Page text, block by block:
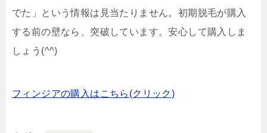
でた」という情報は見当たりません。初期脱毛が購入
する前の壁なら、突破しています。安心して購入しま
しょう(^^)
フィンジアの購入はこちら(クリック)